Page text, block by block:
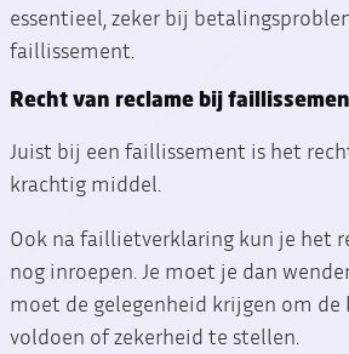
essentieel, zeker bij
faillissement.
Recht van reclame bij
Juist bij een faillissement is het
krachtig middel.
Ook na faillietverklaring kun je het
nog inroepen. Je moet je dan
moet de gelegenheid krijgen om de
voldoen of zekerheid te stellen.